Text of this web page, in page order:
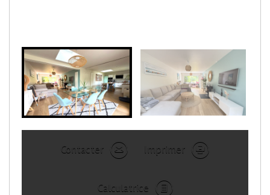
Contacter Imprimer
Calculatrice